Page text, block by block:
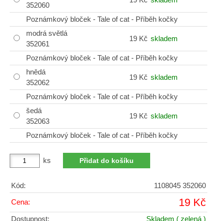
352060
Poznámkový bloček - Tale of cat - Příběh kočky
modrá světlá
352061
19 Kč skladem
Poznámkový bloček - Tale of cat - Příběh kočky
hnědá
352062
19 Kč skladem
Poznámkový bloček - Tale of cat - Příběh kočky
šedá
352063
19 Kč skladem
Poznámkový bloček - Tale of cat - Příběh kočky
ks
Kód: 1108045 352060
Cena: 19 Kč
Dostupnost: Skladem ( zelená )